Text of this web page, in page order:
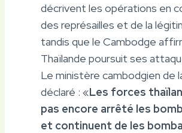
décrivent les opérations en
des représailles et de la
tandis que le Cambodge
Thaïlande poursuit ses
Le ministère cambodgien de
déclaré : «Les forces
pas encore arrêté les
et continuent de les